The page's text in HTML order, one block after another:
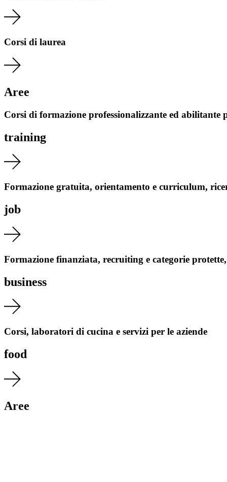
Corsi di laurea
Aree
Corsi di formazione professionalizzante ed abilitante
training
Formazione gratuita, orientamento e curriculum,
job
Formazione finanziata, recruiting e categorie
business
Corsi, laboratori di cucina e servizi per le aziende
food
Aree